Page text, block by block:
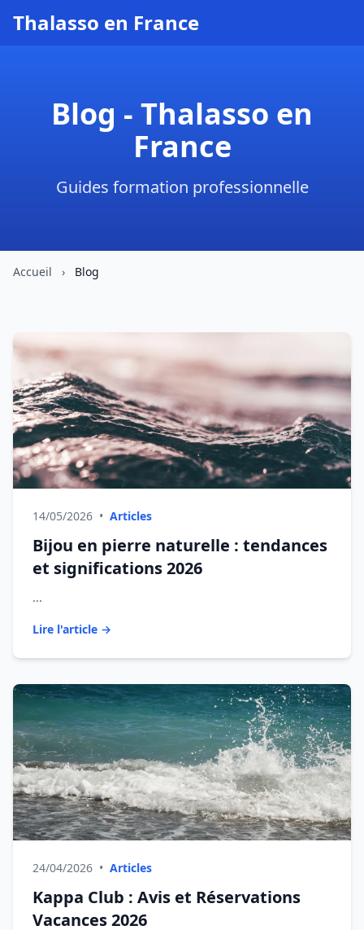
Thalasso en France
Blog - Thalasso en
France
Guides formation professionnelle
Accueil › Blog
14/05/2026 • Articles
Bijou en pierre naturelle : tendances
et significations 2026
...
Lire l'article →
24/04/2026 • Articles
Kappa Club : Avis et Réservations
Vacances 2026